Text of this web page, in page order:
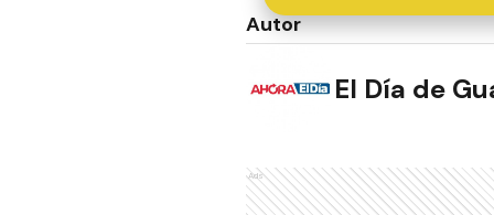
Autor
El Día de
Ads